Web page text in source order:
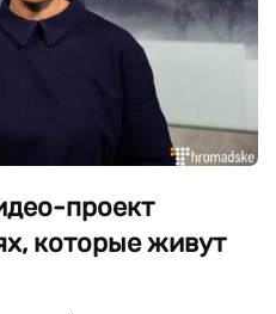
проект
которые живут